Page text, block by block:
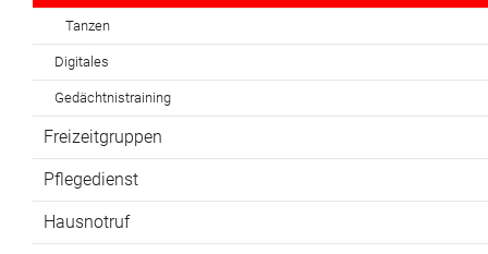
Tanzen
Digitales
Gedächtnistraining
Freizeitgruppen
Pflegedienst
Hausnotruf